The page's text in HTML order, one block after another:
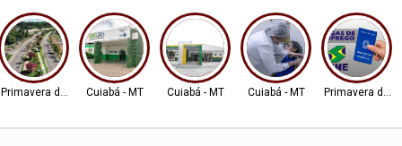
Primavera do LesteCuiabá - MT Cuiabá - MT Cuiabá - MT Primavera do